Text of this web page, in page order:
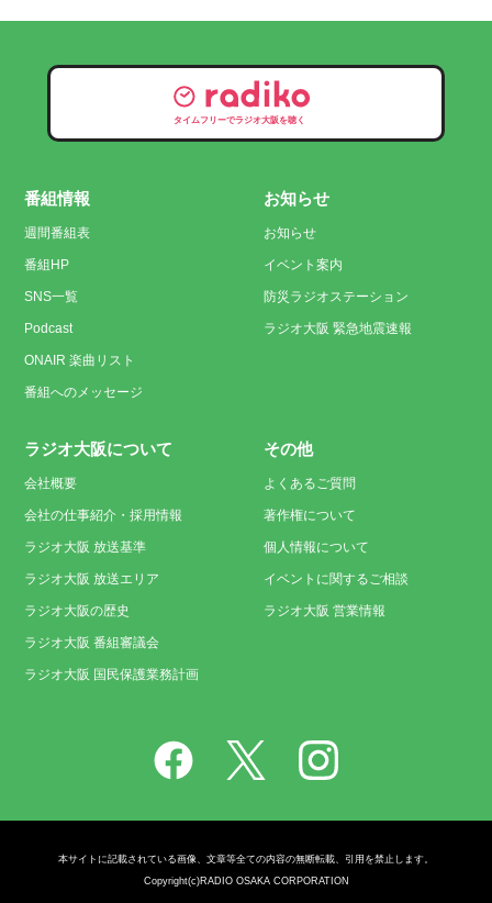
タイムフリーでラジオ大阪を聴く
番組情報
週間番組表
番組HP
SNS一覧
Podcast
ONAIR 楽曲リスト
番組へのメッセージ
お知らせ
お知らせ
イベント案内
防災ラジオステーション
ラジオ大阪 緊急地震速報
ラジオ大阪について
会社概要
会社の仕事紹介・採用情報
ラジオ大阪 放送基準
ラジオ大阪 放送エリア
ラジオ大阪の歴史
ラジオ大阪 番組審議会
ラジオ大阪 国民保護業務計画
その他
よくあるご質問
著作権について
個人情報について
イベントに関するご相談
ラジオ大阪 営業情報
本サイトに記載されている画像、文章等全ての内容の無断転載、引用を禁止します。
Copyright(c)RADIO OSAKA CORPORATION